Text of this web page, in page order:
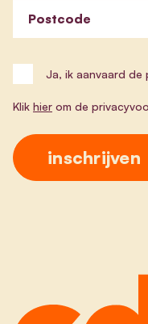
Postcode
Ja, ik aanvaard de
Klik hier om de